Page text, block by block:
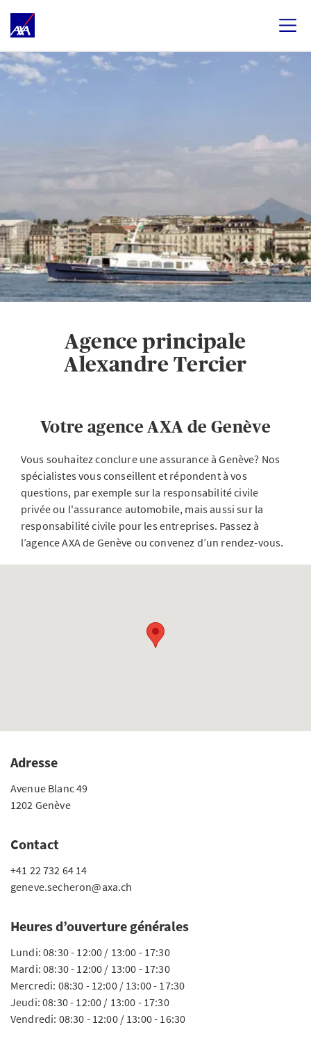
Agence principale
Alexandre Tercier
Votre agence AXA de Genève
Vous souhaitez conclure une assurance à Genève? Nos
spécialistes vous conseillent et répondent à vos
questions, par exemple sur la responsabilité civile
privée ou l'assurance automobile, mais aussi sur la
responsabilité civile pour les entreprises. Passez à
l’agence AXA de Genève ou convenez d’un rendez-vous.
Adresse
Avenue Blanc 49
1202 Genève
Contact
+41 22 732 64 14
geneve.secheron@axa.ch
Heures d’ouverture générales
Lundi: 08:30 - 12:00 / 13:00 - 17:30
Mardi: 08:30 - 12:00 / 13:00 - 17:30
Mercredi: 08:30 - 12:00 / 13:00 - 17:30
Jeudi: 08:30 - 12:00 / 13:00 - 17:30
Vendredi: 08:30 - 12:00 / 13:00 - 16:30